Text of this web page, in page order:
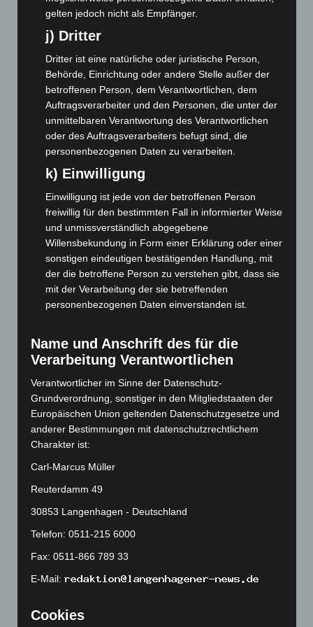
Mai 2024(149)
April 2024(102)
März 2024(103)
Februar 2024(103)
Januar 2024(111)
Dezember 2023(130)
November 2023(130)
Oktober 2023(114)
August 2023 (134)
Juli 2023 (118)
(142)
Mai 2023(139)
April 2023(155)
März 2023
Februar 2023
(154)
Januar 2023(140)
Dezember 2022
(130)
November 2022(167)
Oktober 2022(166)
September 2022
August 2022
(166)
Juli 2022
(133)
Januar 2022
gelten jedoch nicht als Empfänger.
j) Dritter
Dritter ist eine natürliche oder juristische Person,
Behörde, Einrichtung oder andere Stelle außer der
betroffenen Person, dem Verantwortlichen, dem
Auftragsverarbeiter und den Personen, die unter der
unmittelbaren Verantwortung des Verantwortlichen
oder des Auftragsverarbeiters befugt sind, die
personenbezogenen Daten zu verarbeiten.
k) Einwilligung
Einwilligung ist jede von der betroffenen Person
freiwillig für den bestimmten Fall in informierter Weise
und unmissverständlich abgegebene
Willensbekundung in Form einer Erklärung oder einer
sonstigen eindeutigen bestätigenden Handlung, mit
der die betroffene Person zu verstehen gibt, dass sie
mit der Verarbeitung der sie betreffenden
personenbezogenen Daten einverstanden ist.
Name und Anschrift des für die
Verarbeitung Verantwortlichen
Verantwortlicher im Sinne der Datenschutz-
Grundverordnung, sonstiger in den Mitgliedstaaten der
Europäischen Union geltenden Datenschutzgesetze und
anderer Bestimmungen mit datenschutzrechtlichem
Charakter ist:
Carl-Marcus Müller
Reuterdamm 49
30853 Langenhagen - Deutschland
Telefon: 0511-215 6000
Fax: 0511-866 789 33
E-Mail:
Cookies